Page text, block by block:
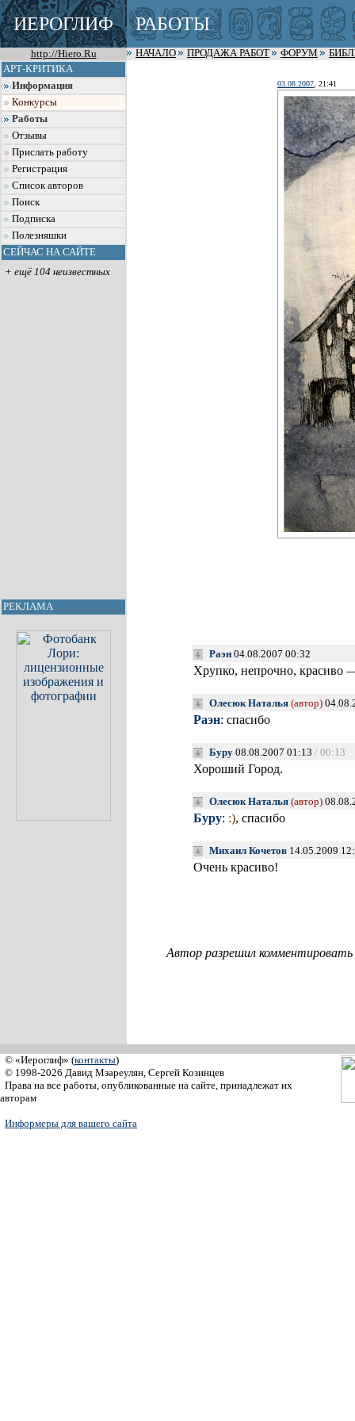
ИЕРОГЛИФ РАБОТЫ
http://Hiero.Ru НАЧАЛО ПРОДАЖА РАБОТ ФОРУМ
АРТ-КРИТИКА
Информация
Конкурсы
Работы
Отзывы
Прислать работу
Регистрация
Список авторов
Поиск
Подписка
Полезняшки
СЕЙЧАС НА САЙТЕ
+ ещё 104 неизвестных
РЕКЛАМА
03.08.2007 , 21:41
Раэн 04.08.2007 00:32
Хрупко, непрочно, красиво
Олесюк Наталья (автор)
Раэн: спасибо
Буру 08.08.2007 01:13 / 00:13
Хороший Город.
Олесюк Наталья (автор)
Буру: :), спасибо
Михаил Кочетов 14.05.2009
Очень красиво!
Автор разрешил
© «Иероглиф» (контакты)
© 1998-2026 Давид Мзареулян, Сергей Козинцев
Права на все работы, опубликованные на сайте, принадлежат их
авторам
Информеры для вашего сайта